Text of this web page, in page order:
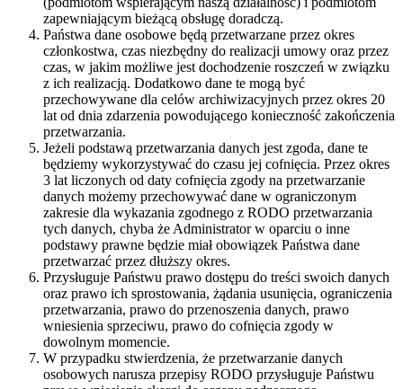
zapewniającym bieżącą obsługę doradczą.
Państwa dane osobowe będą przetwarzane przez okres
członkostwa, czas niezbędny do realizacji umowy oraz przez
czas, w jakim możliwe jest dochodzenie roszczeń w związku
z ich realizacją. Dodatkowo dane te mogą być
przechowywane dla celów archiwizacyjnych przez okres 20
lat od dnia zdarzenia powodującego konieczność zakończenia
przetwarzania.
Jeżeli podstawą przetwarzania danych jest zgoda, dane te
będziemy wykorzystywać do czasu jej cofnięcia. Przez okres
3 lat liczonych od daty cofnięcia zgody na przetwarzanie
danych możemy przechowywać dane w ograniczonym
zakresie dla wykazania zgodnego z RODO przetwarzania
tych danych, chyba że Administrator w oparciu o inne
podstawy prawne będzie miał obowiązek Państwa dane
przetwarzać przez dłuższy okres.
Przysługuje Państwu prawo dostępu do treści swoich danych
oraz prawo ich sprostowania, żądania usunięcia, ograniczenia
przetwarzania, prawo do przenoszenia danych, prawo
wniesienia sprzeciwu, prawo do cofnięcia zgody w
dowolnym momencie.
W przypadku stwierdzenia, że przetwarzanie danych
osobowych narusza przepisy RODO przysługuje Państwu